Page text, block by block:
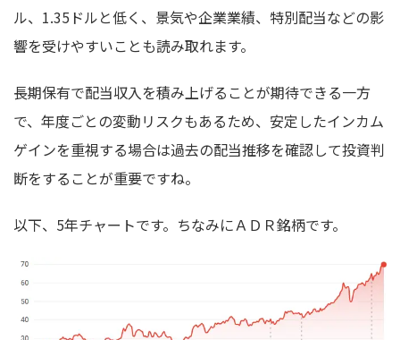
ル、1.35ドルと低く、景気や企業業績、特別配当などの影
響を受けやすいことも読み取れます。
長期保有で配当収入を積み上げることが期待できる一方
で、年度ごとの変動リスクもあるため、安定したインカム
ゲインを重視する場合は過去の配当推移を確認して投資判
断をすることが重要ですね。
以下、5年チャートです。ちなみにＡＤＲ銘柄です。